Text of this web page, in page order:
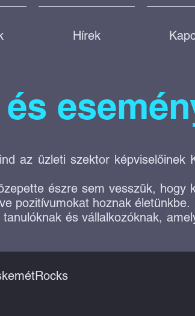
Hírek
az üzleti szektor képviselőinek
észre sem vesszük, hogy
pozitívumokat hoznak életünkbe.
és vállalkozóknak,